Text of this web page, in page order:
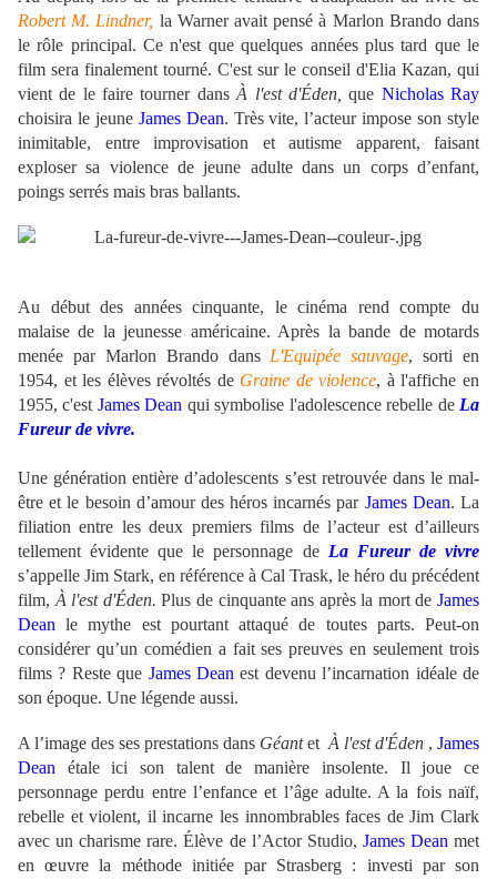
Robert M. Lindner, la Warner avait pensé à Marlon Brando dans
le rôle principal. Ce n'est que quelques années plus tard que le
film sera finalement tourné. C'est sur le conseil d'Elia Kazan, qui
vient de le faire tourner dansÀ l'est d'Éden, que Nicholas Ray
choisira le jeune James Dean. Très vite, l’acteur impose son style
inimitable, entre improvisation et autisme apparent, faisant
exploser sa violence de jeune adulte dans un corps d’enfant,
poings serrés mais bras ballants.
Au début des années cinquante, le cinéma rend compte du
malaise de la jeunesse américaine. Après la bande de motards
menée par Marlon Brando dans L'Equipée sauvage, sorti en
1954, et les élèves révoltés de Graine de violence, à l'affiche en
1955, c'est James Dean qui symbolise l'adolescence rebelle de La
Fureur de vivre.
Une génération entière d’adolescents s’est retrouvée dans le mal-
être et le besoin d’amour des héros incarnés par James Dean. La
filiation entre les deux premiers films de l’acteur est d’ailleurs
tellement évidente que le personnage de La Fureur de vivre
s’appelle Jim Stark, en référence à Cal Trask, le héro du précédent
film, À l'est d'Éden. Plus de cinquante ans après la mort de James
Dean
le mythe est pourtant attaqué de toutes parts. Peut-on
considérer qu’un comédien a fait ses preuves en seulement trois
films ? Reste que James Dean est devenu l’incarnation idéale de
son époque. Une légende aussi.
A l’image des ses prestations dans Géantet À l'est d'Éden , James
Dean étale ici son talent de manière insolente. Il joue ce
personnage perdu entre l’enfance et l’âge adulte. A la fois naïf,
rebelle et violent, il incarne les innombrables faces de Jim Clark
avec un charisme rare. Élève de l’Actor Studio, James Dean met
en œuvre la méthode initiée par Strasberg : investi par son